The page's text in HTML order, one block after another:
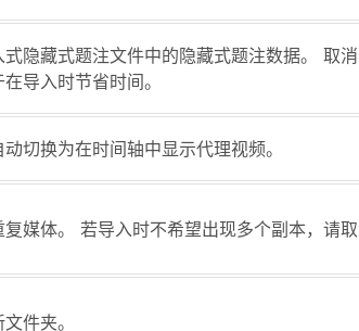
隐藏式题注文件中的隐藏式题注数据。 取消
导入时节省时间。
切换为在时间轴中显示代理视频。
媒体。 若导入时不希望出现多个副本，请取
件夹。